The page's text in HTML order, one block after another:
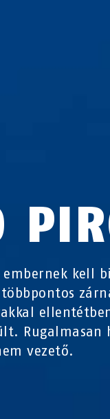
embernek kell
Rugalmasan
vezető.